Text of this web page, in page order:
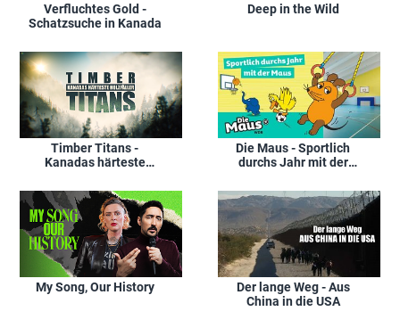
Verfluchtes Gold -
Schatzsuche in Kanada
Deep in the Wild
Timber Titans -
Kanadas härteste
Die Maus - Sportlich
durchs Jahr mit der
My Song, Our History
Der lange Weg - Aus
China in die USA